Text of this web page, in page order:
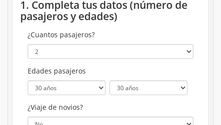
1. Completa tus datos (número de
pasajeros y edades)
¿Cuantos pasajeros?
Edades pasajeros
¿Viaje de novios?